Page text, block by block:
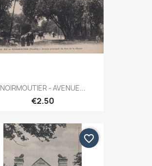
NOIRMOUTIER - AVENUE...
€2.50
favorite_border